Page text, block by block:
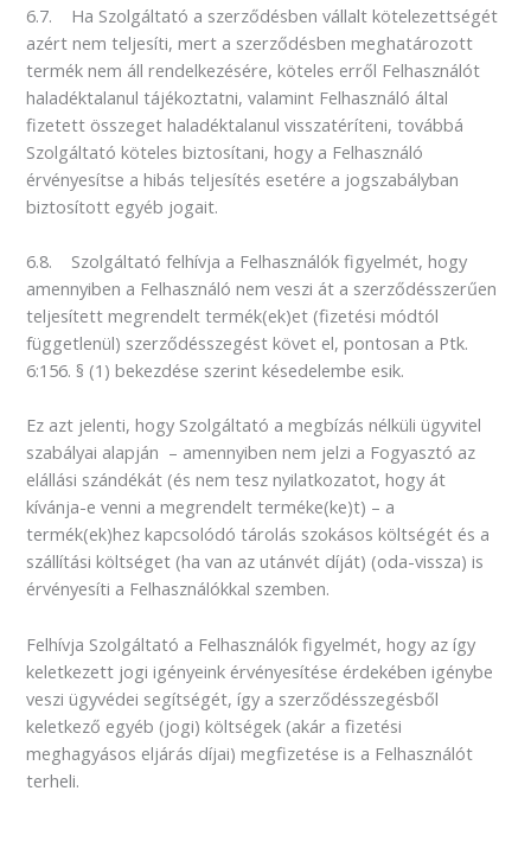
6.7. Ha Szolgáltató a szerződésben vállalt kötelezettségét
azért nem teljesíti, mert a szerződésben meghatározott
termék nem áll rendelkezésére, köteles erről Felhasználót
haladéktalanul tájékoztatni, valamint Felhasználó által
fizetett összeget haladéktalanul visszatéríteni, továbbá
Szolgáltató köteles biztosítani, hogy a Felhasználó
érvényesítse a hibás teljesítés esetére a jogszabályban
biztosított egyéb jogait.
6.8. Szolgáltató felhívja a Felhasználók figyelmét, hogy
amennyiben a Felhasználó nem veszi át a szerződésszerűen
teljesített megrendelt termék(ek)et (fizetési módtól
függetlenül) szerződésszegést követ el, pontosan a Ptk.
6:156. § (1) bekezdése szerint késedelembe esik.
Ez azt jelenti, hogy Szolgáltató a megbízás nélküli ügyvitel
szabályai alapján – amennyiben nem jelzi a Fogyasztó az
elállási szándékát (és nem tesz nyilatkozatot, hogy át
kívánja-e venni a megrendelt terméke(ke)t) – a
termék(ek)hez kapcsolódó tárolás szokásos költségét és a
szállítási költséget (ha van az utánvét díját) (oda-vissza) is
érvényesíti a Felhasználókkal szemben.
Felhívja Szolgáltató a Felhasználók figyelmét, hogy az így
keletkezett jogi igényeink érvényesítése érdekében igénybe
veszi ügyvédei segítségét, így a szerződésszegésből
keletkező egyéb (jogi) költségek (akár a fizetési
meghagyásos eljárás díjai) megfizetése is a Felhasználót
terheli.